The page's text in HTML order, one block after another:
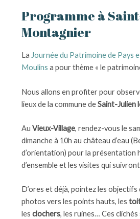
Programme à
Montagnier
La Journée du Patrimoine de Pays
Moulins a pour thème « le
Nous allons en profiter pour
lieux de la commune deSaint-Julien
Au Vieux-Village, rendez-vous le
dimanche à 10h au château d’eau
d’orientation) pour la présentation
d’ensemble et les visites qui
D’ores et déjà, pointez les objectifs
photos vers les points hauts, les
les clochers, les ruines… Ces